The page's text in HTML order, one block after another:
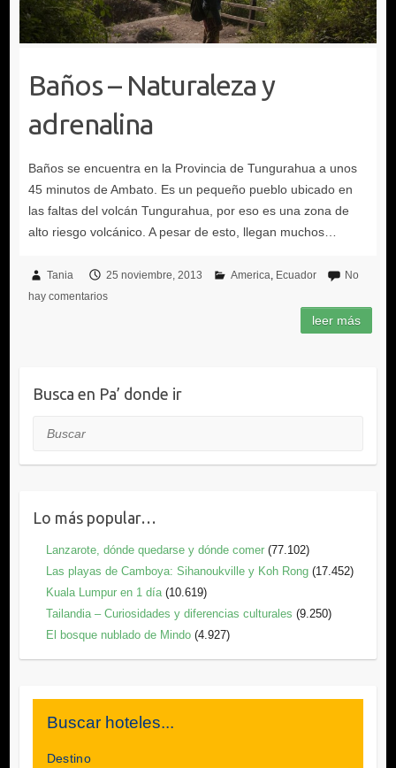
Baños – Naturaleza y
adrenalina
Tania 25 noviembre, 2013 America Ecuador
No
hay comentarios
Busca en Pa’ donde ir
Buscar
Lo más popular…
Lanzarote, dónde quedarse y dónde comer (77.102)
Las playas de Camboya: Sihanoukville y Koh Rong (17.452)
Kuala Lumpur en 1 día (10.619)
Tailandia – Curiosidades y diferencias culturales (9.250)
El bosque nublado de Mindo (4.927)
Buscar hoteles...
Destino